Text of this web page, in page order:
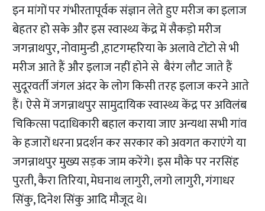
इन मांगों पर गंभीरतापूर्वक संज्ञान लेते हुए मरीज का इलाज
बेहतर हो सके और इस स्वास्थ्य केंद्र में सैकड़ो मरीज
जगन्नाथपुर, नोवामुन्डी ,हाटगम्हरिया के अलावे टोंटो से भी
मरीज आते हैं और इलाज नहीं होने से बैरंग लौट जाते हैं
सुदूरवर्ती जंगल अंदर के लोग किसी तरह इलाज करने आते
हैं। ऐसे में जगन्नाथपुर सामुदायिक स्वास्थ्य केंद्र पर अविलंब
चिकित्सा पदाधिकारी बहाल कराया जाए अन्यथा सभी गांव
के हजारों धरना प्रदर्शन कर सरकार को अवगत कराएंगे या
जगन्नाथपुर मुख्य सड़क जाम करेंगे। इस मौके पर नरसिंह
पुरती, कैरा तिरिया, मेघनाथ लागुरी, लगो लागुरी, गंगाधर
सिंकु, दिनेश सिंकु आदि मौजूद थे।